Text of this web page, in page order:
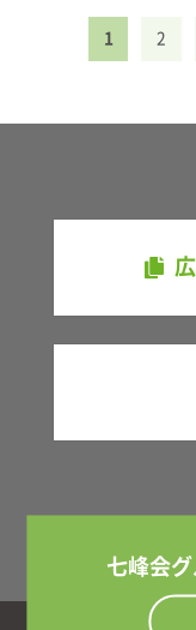
1 2
七峰会